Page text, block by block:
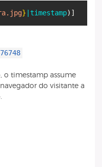
} |timestamp) ]
o timestamp assume
do visitante a